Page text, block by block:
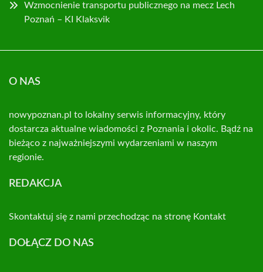
Wzmocnienie transportu publicznego na mecz Lech
Poznań – KI Klaksvik
O NAS
nowypoznan.pl to lokalny serwis informacyjny, który
dostarcza aktualne wiadomości z Poznania i okolic. Bądź na
bieżąco z najważniejszymi wydarzeniami w naszym
regionie.
REDAKCJA
Skontaktuj się z nami przechodząc na stronę Kontakt
DOŁĄCZ DO NAS